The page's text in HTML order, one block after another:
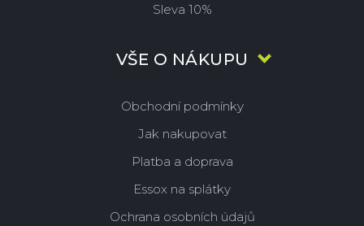
Sleva 10%
VŠE O NÁKUPU
Obchodní podmínky
Jak nakupovat
Platba a doprava
Essox na splátky
Ochrana osobních údajů